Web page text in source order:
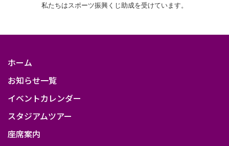
私たちはスポーツ振興くじ助成を受けています。
ホーム
お知らせ一覧
イベントカレンダー
スタジアムツアー
座席案内